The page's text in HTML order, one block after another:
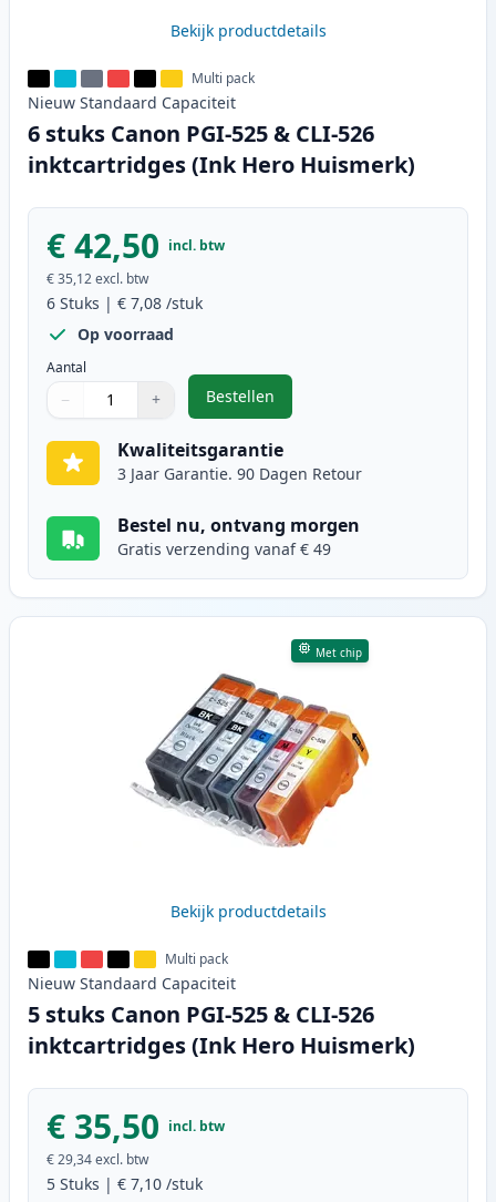
Bekijk productdetails
Multi pack
Nieuw Standaard Capaciteit
6 stuks Canon PGI-525 & CLI-526
inktcartridges (Ink Hero Huismerk)
€ 42,50 incl. btw
€ 35,12excl. btw
6 Stuks | € 7,08 /stuk
Op voorraad
Aantal
Gebruik de knoppen om aan te passen
− +
1
Bestellen
,6 stuks Canon PGI-525 & CLI-
Kwaliteitsgarantie
3 Jaar Garantie. 90 Dagen Retour
Bestel nu, ontvang morgen
Gratis verzending vanaf € 49
Met chip
Bekijk productdetails
Multi pack
Nieuw Standaard Capaciteit
5 stuks Canon PGI-525 & CLI-526
inktcartridges (Ink Hero Huismerk)
€ 35,50 incl. btw
€ 29,34excl. btw
5 Stuks | € 7,10 /stuk